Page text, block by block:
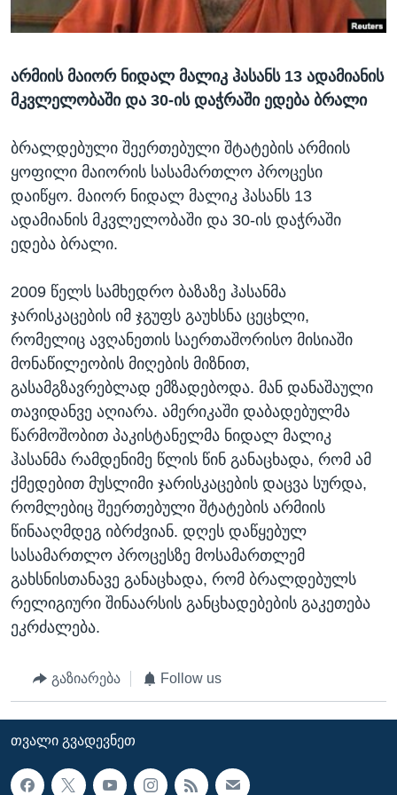
ᲡᲢᲣᲓᲘᲐ ᲕᲐᲨᲘᲜᲒᲢᲝᲜᲘ
ᲔᲙᲝᲜᲝᲛᲘᲙᲐ
ᲛᲔᲪᲜᲘᲔᲠᲔᲑᲐ
ᲘᲜᲢᲔᲠᲕᲘᲣ
ᲙᲣᲚᲢᲣᲠᲐ
ᲒᲐᲚᲘᲚᲔᲝ
ᲓᲔᲖᲘᲜᲤᲝᲠᲛᲐᲪᲘᲐ
Learning English
ᲗᲕᲐᲚᲘ ᲒᲕᲐᲓᲔᲕᲜᲔᲗ
ენები
არმიის მაიორ ნიდალ მალიკ ჰასანს 13 ადამიანის
მკვლელობაში და 30-ის დაჭრაში ედება ბრალი
ბრალდებული შეერთებული შტატების არმიის
ყოფილი მაიორის სასამართლო პროცესი
დაიწყო. მაიორ ნიდალ მალიკ ჰასანს 13
ადამიანის მკვლელობაში და 30-ის დაჭრაში
ედება ბრალი.
2009 წელს სამხედრო ბაზაზე ჰასანმა
ჯარისკაცების იმ ჯგუფს გაუხსნა ცეცხლი,
რომელიც ავღანეთის საერთაშორისო მისიაში
მონაწილეობის მიღების მიზნით,
გასამგზავრებლად ემზადებოდა. მან დანაშაული
თავიდანვე აღიარა. ამერიკაში დაბადებულმა
წარმოშობით პაკისტანელმა ნიდალ მალიკ
ჰასანმა რამდენიმე წლის წინ განაცხადა, რომ ამ
ქმედებით მუსლიმი ჯარისკაცების დაცვა სურდა,
რომლებიც შეერთებული შტატების არმიის
წინააღმდეგ იბრძვიან. დღეს დაწყებულ
სასამართლო პროცესზე მოსამართლემ
გახსნისთანავე განაცხადა, რომ ბრალდებულს
რელიგიური შინაარსის განცხადებების გაკეთება
ეკრძალება.
გაზიარება Follow us
ᲗᲕᲐᲚᲘ ᲒᲕᲐᲓᲔᲕᲜᲔᲗ